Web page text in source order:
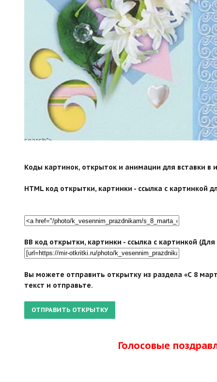
search">
Коды картинок, открыток и анимации для вставки в
HTML код открытки, картинки - ссылка с картинкой
BB код открытки, картинки - ссылка с картинкой
Вы можете отправить открытку из раздела «С 8
текст и отправьте.
Голосовые